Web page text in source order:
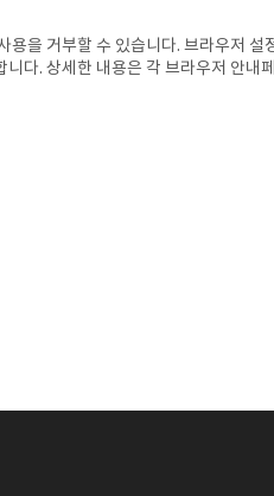
을 거부할 수 있습니다. 브라우저
다. 상세한 내용은 각 브라우저 안